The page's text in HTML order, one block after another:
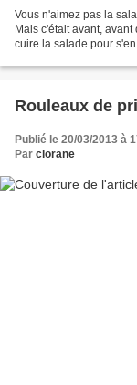
Vous n'aimez pas la
Mais c'était avant,
cuire la salade pour
Rouleaux de
Publié le 20/03/2013 à
Par ciorane